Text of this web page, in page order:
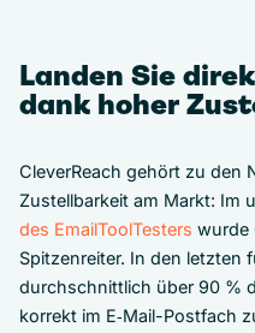
Landen Sie
dank hoher
CleverReach gehört zu den
Zustellbarkeit am Markt: Im
des EmailToolTesters wurde
Spitzenreiter. In den letzten
durchschnittlich über 90 %
korrekt im E‑Mail-Postfach